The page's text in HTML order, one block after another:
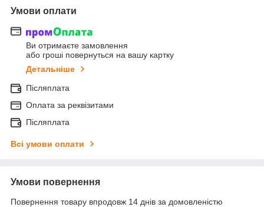
Умови оплати
Ви отримаєте замовлення
або гроші повернуться на вашу картку
Детальніше
Післяплата
Оплата за реквізитами
Післяплата
Всі умови оплати
Умови повернення
Повернення товару впродовж 14 днів за домовленістю